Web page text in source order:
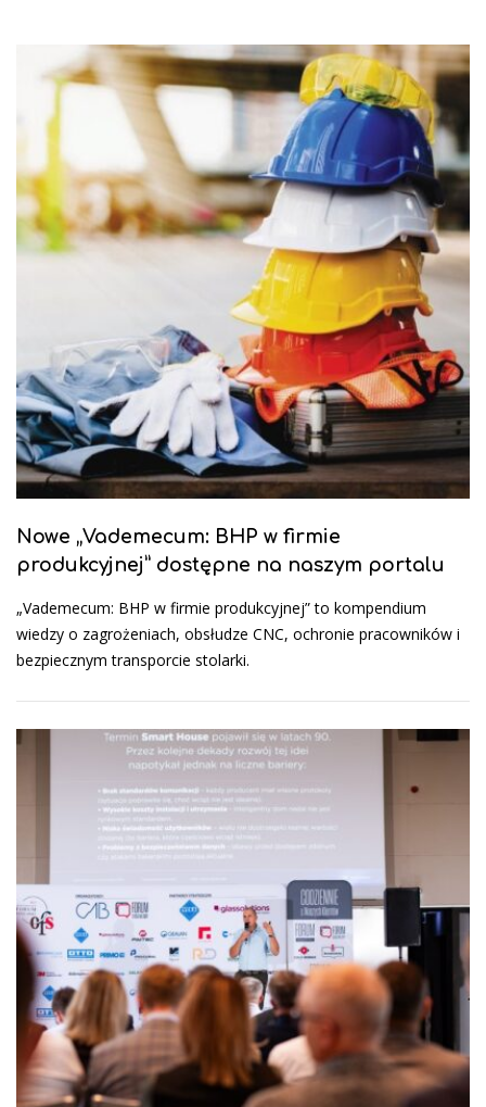
Nowe „Vademecum: BHP w firmie
produkcyjnej” dostępne na naszym portalu
„Vademecum: BHP w firmie produkcyjnej” to kompendium
wiedzy o zagrożeniach, obsłudze CNC, ochronie pracowników i
bezpiecznym transporcie stolarki.